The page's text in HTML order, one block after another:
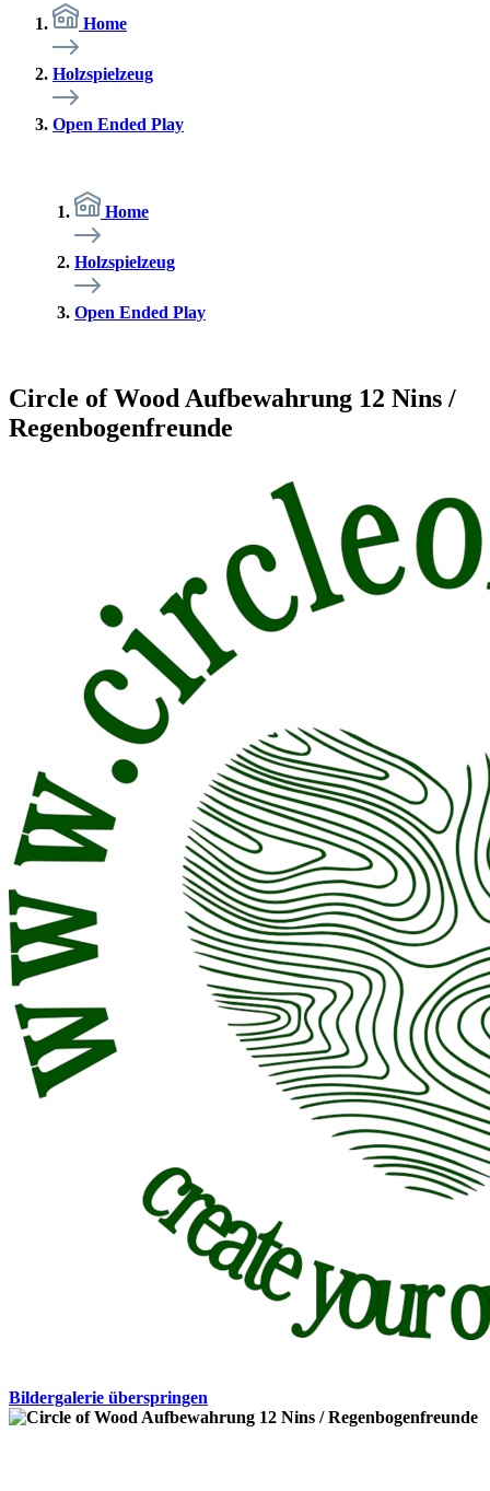
Home
Holzspielzeug
Open Ended Play
Home
Holzspielzeug
Open Ended Play
Circle of Wood Aufbewahrung 12 Nins /
Regenbogenfreunde
Bildergalerie überspringen